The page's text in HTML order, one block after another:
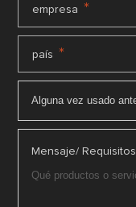
empresa *
país *
Mensaje/ Requisitos